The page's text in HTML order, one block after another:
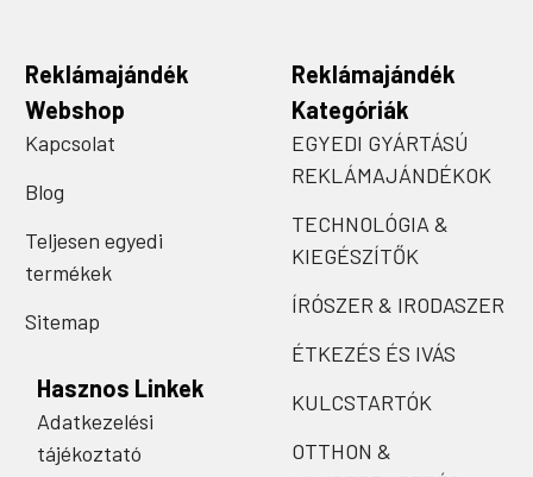
Reklámajándék
Webshop
Kapcsolat
Blog
Teljesen egyedi
termékek
Sitemap
Hasznos Linkek
Adatkezelési
tájékoztató
Reklámajándék
Kategóriák
EGYEDI GYÁRTÁSÚ
REKLÁMAJÁNDÉKOK
TECHNOLÓGIA &
KIEGÉSZÍTŐK
ÍRÓSZER & IRODASZER
ÉTKEZÉS ÉS IVÁS
KULCSTARTÓK
OTTHON &